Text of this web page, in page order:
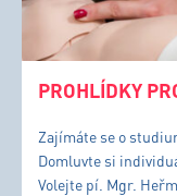
PROHLÍDKY
Zajímáte se o
Domluvte si
Volejte pí. Mgr.